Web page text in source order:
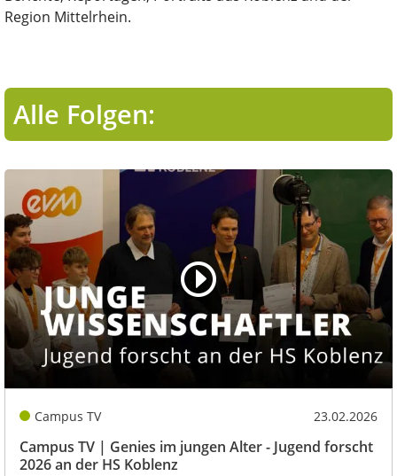
Region Mittelrhein.
Alle Folgen:
Campus TV 23.02.2026
Campus TV | Genies im jungen Alter - Jugend forscht
2026 an der HS Koblenz